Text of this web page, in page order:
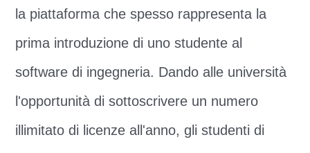
la piattaforma che spesso rappresenta la
prima introduzione di uno studente al
software di ingegneria. Dando alle università
l'opportunità di sottoscrivere un numero
illimitato di licenze all'anno, gli studenti di